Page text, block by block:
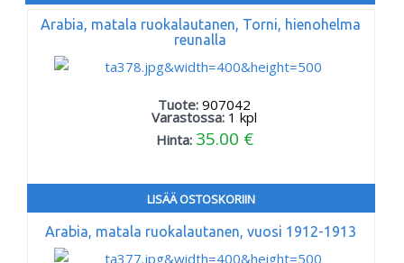
Arabia, matala ruokalautanen, Torni, hienohelma
reunalla
Tuote:907042
Varastossa: 1 kpl
Hinta: 35.00 €
LISÄÄ OSTOSKORIIN
Arabia, matala ruokalautanen, vuosi 1912-1913